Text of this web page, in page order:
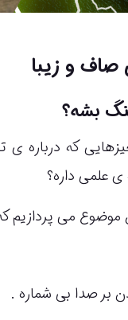
و زیبا
بشه؟
که درباره ی
علمی داره؟
می پردازیم
بر صدا بی شماره .